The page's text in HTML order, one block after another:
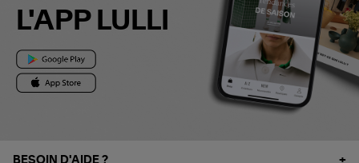
L'APP LULLI